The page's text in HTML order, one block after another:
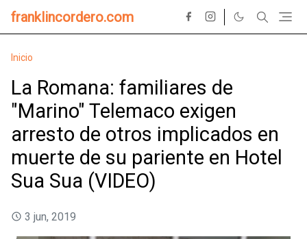
franklincordero.com
Inicio
La Romana: familiares de
"Marino" Telemaco exigen
arresto de otros implicados en
muerte de su pariente en Hotel
Sua Sua (VIDEO)
3 jun, 2019